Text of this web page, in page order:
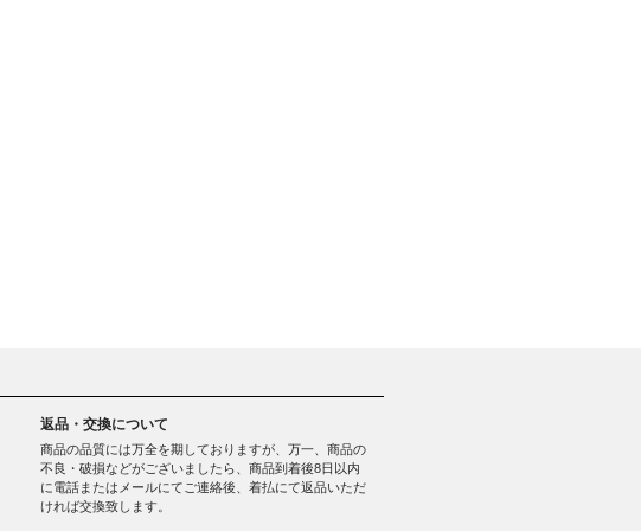
返品・交換について
商品の品質には万全を期しておりますが、万一、商品の
不良・破損などがございましたら、商品到着後8日以内
に電話またはメールにてご連絡後、着払にて返品いただ
ければ交換致します。